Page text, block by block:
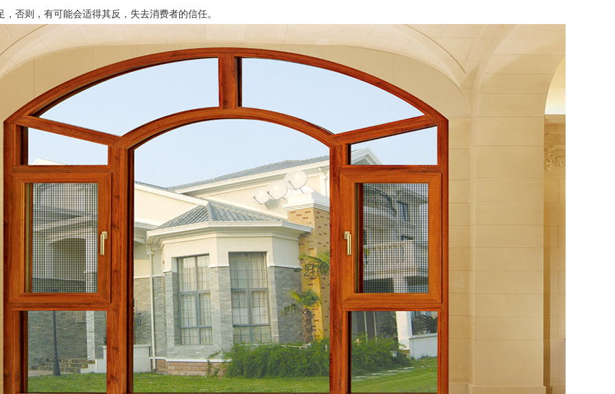
，否则，有可能会适得其反，失去消费者的信任。